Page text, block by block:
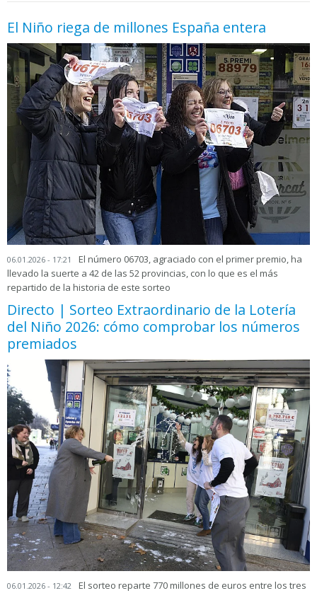
El Niño riega de millones España entera
06.01.2026 - 17:21
El número 06703, agraciado con el primer premio, ha
llevado la suerte a 42 de las 52 provincias, con lo que es el más
repartido de la historia de este sorteo
Directo | Sorteo Extraordinario de la Lotería
del Niño 2026: cómo comprobar los números
premiados
06.01.2026 - 12:42
El sorteo reparte 770 millones de euros entre los tres